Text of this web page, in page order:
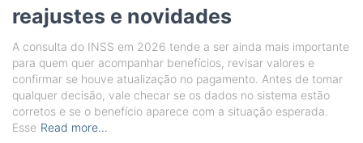
reajustes e novidades
A consulta do INSS em 2026 tende a ser ainda mais importante
para quem quer acompanhar benefícios, revisar valores e
confirmar se houve atualização no pagamento. Antes de tomar
qualquer decisão, vale checar se os dados no sistema estão
corretos e se o benefício aparece com a situação esperada.
Esse Read more…